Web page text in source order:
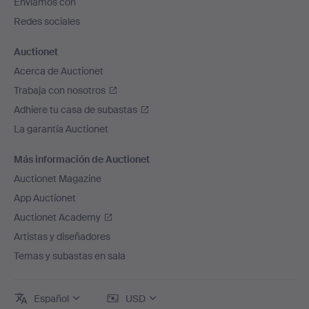
página
Redes sociales
Auctionet
Acerca de Auctionet
Trabaja con nosotros
Adhiere tu casa de subastas
La garantía Auctionet
Más información de Auctionet
Auctionet Magazine
App Auctionet
Auctionet Academy
Artistas y diseñadores
Temas y subastas en sala
Español USD